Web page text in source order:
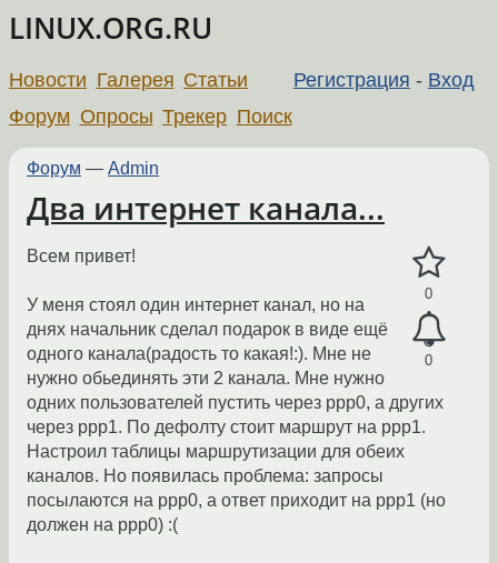
LINUX.ORG.RU
Регистрация - Вход
Новости Галерея Статьи
Форум Опросы Трекер Поиск
Форум — Admin
Два интернет канала...
0
0
Всем привет!
У меня стоял один интернет канал, но на
днях начальник сделал подарок в виде ещё
одного канала(радость то какая!:). Мне не
нужно обьединять эти 2 канала. Мне нужно
одних пользователей пустить через ppp0, а других
через ppp1. По дефолту стоит маршрут на ppp1.
Настроил таблицы маршрутизации для обеих
каналов. Но появилась проблема: запросы
посылаются на ppp0, а ответ приходит на ppp1 (но
должен на ppp0) :(